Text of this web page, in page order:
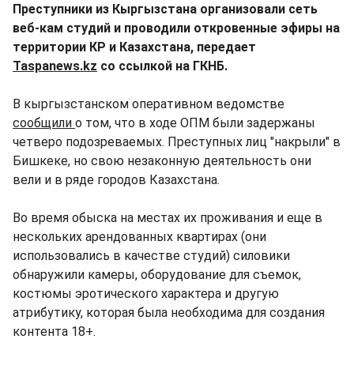
Преступники из Кыргызстана организовали сеть
веб-кам студий и проводили откровенные эфиры на
территории КР и Казахстана, передает
Taspanews.kz со ссылкой на ГКНБ.
В кыргызстанском оперативном ведомстве
сообщили о том, что в ходе ОПМ были задержаны
четверо подозреваемых. Преступных лиц "накрыли" в
Бишкеке, но свою незаконную деятельность они
вели и в ряде городов Казахстана.
Во время обыска на местах их проживания и еще в
нескольких арендованных квартирах (они
использовались в качестве студий) силовики
обнаружили камеры, оборудование для съемок,
костюмы эротического характера и другую
атрибутику, которая была необходима для создания
контента 18+.